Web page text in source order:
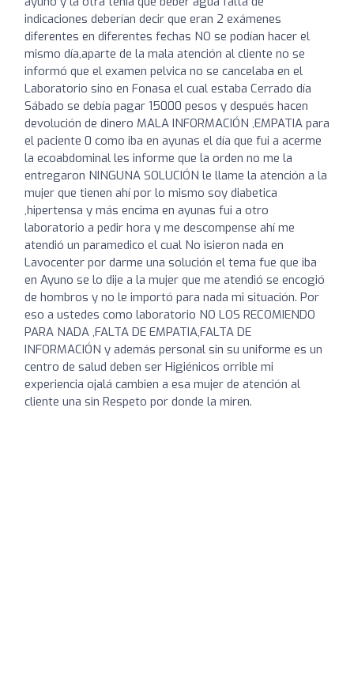
indicaciones deberían decir que eran 2 exámenes
diferentes en diferentes fechas NO se podían hacer el
mismo día,aparte de la mala atención al cliente no se
informó que el examen pelvica no se cancelaba en el
Laboratorio sino en Fonasa el cual estaba Cerrado día
Sábado se debía pagar 15000 pesos y después hacen
devolución de dinero MALA INFORMACIÓN ,EMPATIA para
el paciente 0 como iba en ayunas el día que fui a acerme
la ecoabdominal les informe que la orden no me la
entregaron NINGUNA SOLUCIÓN le llame la atención a la
mujer que tienen ahí por lo mismo soy diabetica
,hipertensa y más encima en ayunas fui a otro
laboratorio a pedir hora y me descompense ahí me
atendió un paramedico el cual No isieron nada en
Lavocenter por darme una solución el tema fue que iba
en Ayuno se lo dije a la mujer que me atendió se encogió
de hombros y no le importó para nada mi situación. Por
eso a ustedes como laboratorio NO LOS RECOMIENDO
PARA NADA ,FALTA DE EMPATIA,FALTA DE
INFORMACIÓN y además personal sin su uniforme es un
centro de salud deben ser Higiénicos orrible mi
experiencia ojalá cambien a esa mujer de atención al
cliente una sin Respeto por donde la miren.